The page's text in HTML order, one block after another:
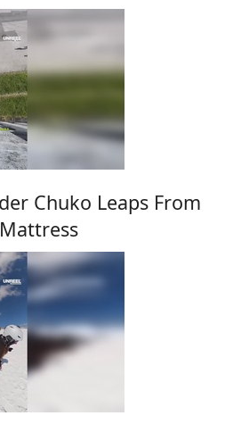
Chuko Leaps From